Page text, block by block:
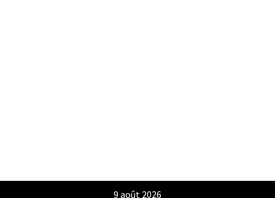
9 août 2026